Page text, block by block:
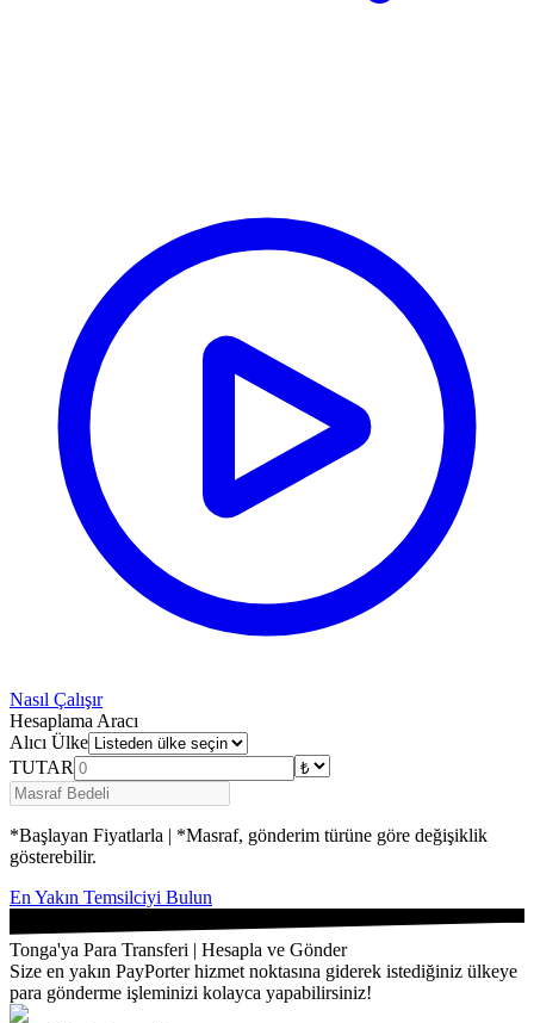
Nasıl Çalışır
Hesaplama Aracı
Alıcı Ülke
TUTAR
*Başlayan Fiyatlarla | *Masraf, gönderim türüne göre değişiklik
gösterebilir.
En Yakın Temsilciyi Bulun
Tonga'ya Para Transferi | Hesapla ve Gönder
Size en yakın PayPorter hizmet noktasına giderek istediğiniz ülkeye
para gönderme işleminizi kolayca yapabilirsiniz!